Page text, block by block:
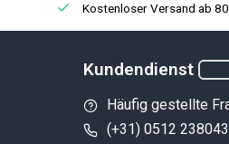
Stans Ulgür
Veröffentlicht am 04/05/2023
Kostenloser Versand ab
Kundendienst
Häufig gestellte
(+31) 0512 238043